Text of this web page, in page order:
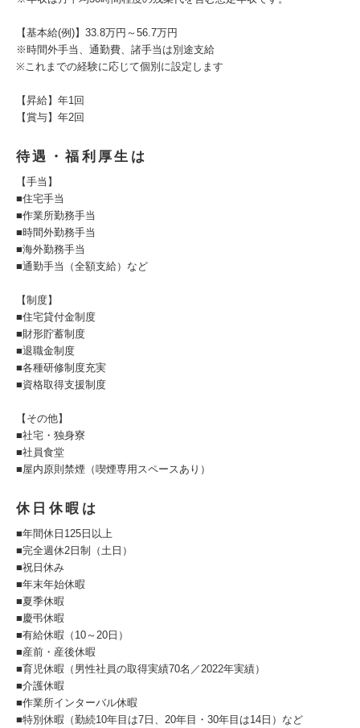
【基本給(例)】33.8万円～56.7万円
※時間外手当、通勤費、諸手当は別途支給
※これまでの経験に応じて個別に設定します
【昇給】年1回
【賞与】年2回
待遇・福利厚生は
【手当】
■住宅手当
■作業所勤務手当
■時間外勤務手当
■海外勤務手当
■通勤手当（全額支給）など
【制度】
■住宅貸付金制度
■財形貯蓄制度
■退職金制度
■各種研修制度充実
■資格取得支援制度
【その他】
■社宅・独身寮
■社員食堂
■屋内原則禁煙（喫煙専用スペースあり）
休日休暇は
■年間休日125日以上
■完全週休2日制（土日）
■祝日休み
■年末年始休暇
■夏季休暇
■慶弔休暇
■有給休暇（10～20日）
■産前・産後休暇
■育児休暇（男性社員の取得実績70名／2022年実績）
■介護休暇
■作業所インターバル休暇
■特別休暇（勤続10年目は7日、20年目・30年目は14日）など